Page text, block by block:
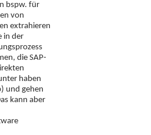
bspw. für
von
extrahieren
in der
die SAP-
haben
und gehen
kann aber